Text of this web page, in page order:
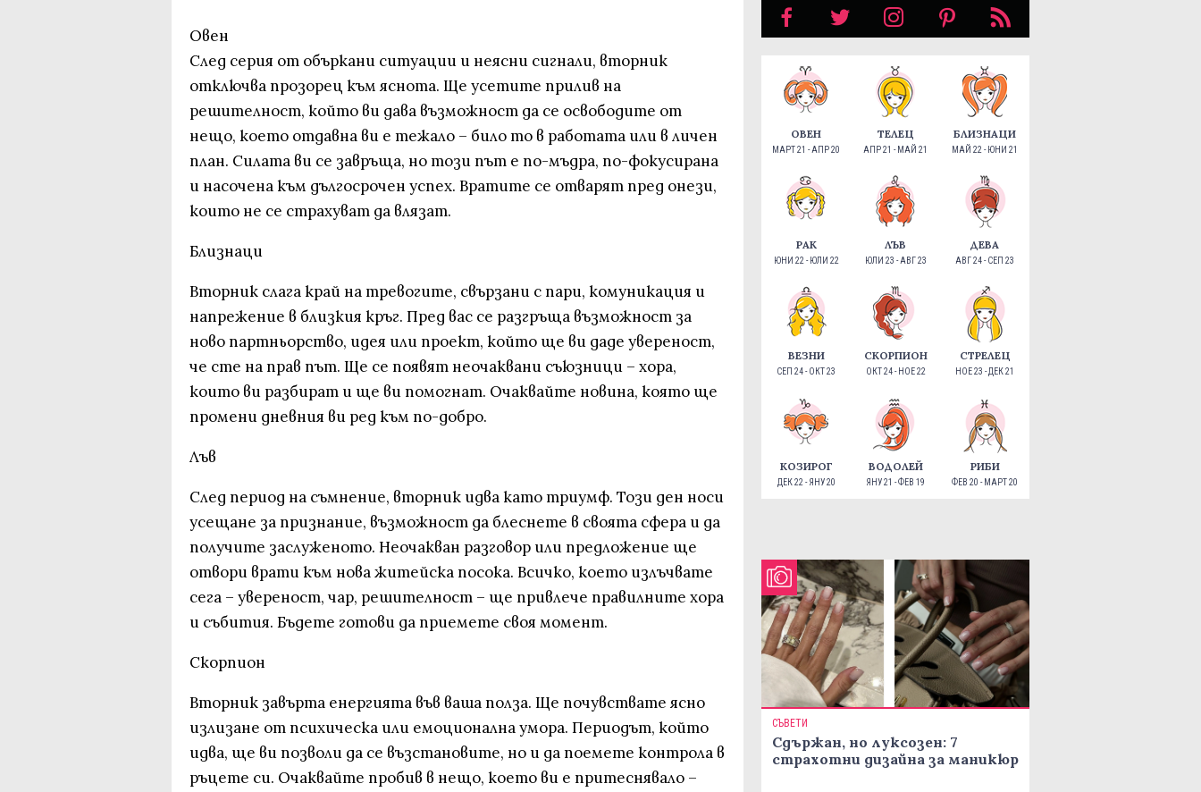
Овен
След серия от объркани ситуации и неясни сигнали, вторник
отключва прозорец към яснота. Ще усетите прилив на
решителност, който ви дава възможност да се освободите от
нещо, което отдавна ви е тежало – било то в работата или в личен
план. Силата ви се завръща, но този път е по-мъдра, по-фокусирана
и насочена към дългосрочен успех. Вратите се отварят пред онези,
които не се страхуват да влязат.
Близнаци
Вторник слага край на тревогите, свързани с пари, комуникация и
напрежение в близкия кръг. Пред вас се разгръща възможност за
ново партньорство, идея или проект, който ще ви даде увереност,
че сте на прав път. Ще се появят неочаквани съюзници – хора,
които ви разбират и ще ви помогнат. Очаквайте новина, която ще
промени дневния ви ред към по-добро.
Лъв
След период на съмнение, вторник идва като триумф. Този ден носи
усещане за признание, възможност да блеснете в своята сфера и да
получите заслуженото. Неочакван разговор или предложение ще
отвори врати към нова житейска посока. Всичко, което излъчвате
сега – увереност, чар, решителност – ще привлече правилните хора
и събития. Бъдете готови да приемете своя момент.
Скорпион
Вторник завърта енергията във ваша полза. Ще почувствате ясно
излизане от психическа или емоционална умора. Периодът, който
идва, ще ви позволи да се възстановите, но и да поемете контрола в
ръцете си. Очаквайте пробив в нещо, което ви е притеснявало –
ОВЕН
МАРТ 21 - АПР 20
ТЕЛЕЦ
АПР 21 - МАЙ 21
БЛИЗНАЦИ
МАЙ 22 - ЮНИ 21
РАК
ЮНИ 22 - ЮЛИ 22
ЛЪВ
ЮЛИ 23 - АВГ 23
ДЕВА
АВГ 24 - СЕП 23
ВЕЗНИ
СЕП 24 - ОКТ 23
СКОРПИОН
ОКТ 24 - НОЕ 22
СТРЕЛЕЦ
НОЕ 23 - ДЕК 21
КОЗИРОГ
ДЕК 22 - ЯНУ 20
ВОДОЛЕЙ
ЯНУ 21 - ФЕВ 19
РИБИ
ФЕВ 20 - МАРТ 20
СЪВЕТИ
Сдържан, но луксозен: 7
страхотни дизайна за маникюр